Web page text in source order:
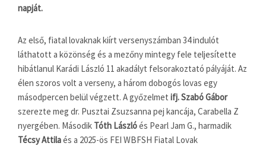
napját.
Az első, fiatal lovaknak kiírt versenyszámban 34 indulót
láthatott a közönség és a mezőny mintegy fele teljesítette
hibátlanul Karádi László 11 akadályt felsorakoztató pályáját. Az
élen szoros volt a verseny, a három dobogós lovas egy
másodpercen belül végzett. A győzelmet ifj. Szabó Gábor
szerezte meg dr. Pusztai Zsuzsanna pej kancája, Carabella Z
nyergében. Második Tóth Lászlóés Pearl Jam G., harmadik
Técsy Attilaés a 2025-ös FEI WBFSH Fiatal Lovak